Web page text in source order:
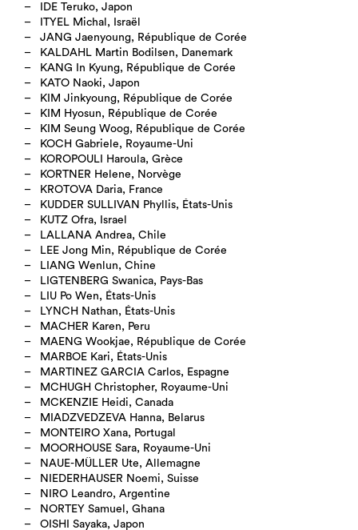
IDE Teruko, Japon
ITYEL Michal, Israël
JANG Jaenyoung, République de Corée
KALDAHL Martin Bodilsen, Danemark
KANG In Kyung, République de Corée
KATO Naoki, Japon
KIM Jinkyoung, République de Corée
KIM Hyosun, République de Corée
KIM Seung Woog, République de Corée
KOCH Gabriele, Royaume-Uni
KOROPOULI Haroula, Grèce
KORTNER Helene, Norvège
KROTOVA Daria, France
KUDDER SULLIVAN Phyllis, États-Unis
KUTZ Ofra, Israel
LALLANA Andrea, Chile
LEE Jong Min, République de Corée
LIANG Wenlun, Chine
LIGTENBERG Swanica, Pays-Bas
LIU Po Wen, États-Unis
LYNCH Nathan, États-Unis
MACHER Karen, Peru
MAENG Wookjae, République de Corée
MARBOE Kari, États-Unis
MARTINEZ GARCIA Carlos, Espagne
MCHUGH Christopher, Royaume-Uni
MCKENZIE Heidi, Canada
MIADZVEDZEVA Hanna, Belarus
MONTEIRO Xana, Portugal
MOORHOUSE Sara, Royaume-Uni
NAUE-MÜLLER Ute, Allemagne
NIEDERHAUSER Noemi, Suisse
NIRO Leandro, Argentine
NORTEY Samuel, Ghana
OISHI Sayaka, Japon